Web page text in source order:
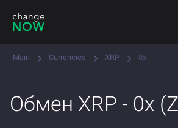
Main Currencies XRP 0x
Обмен XRP - 0x